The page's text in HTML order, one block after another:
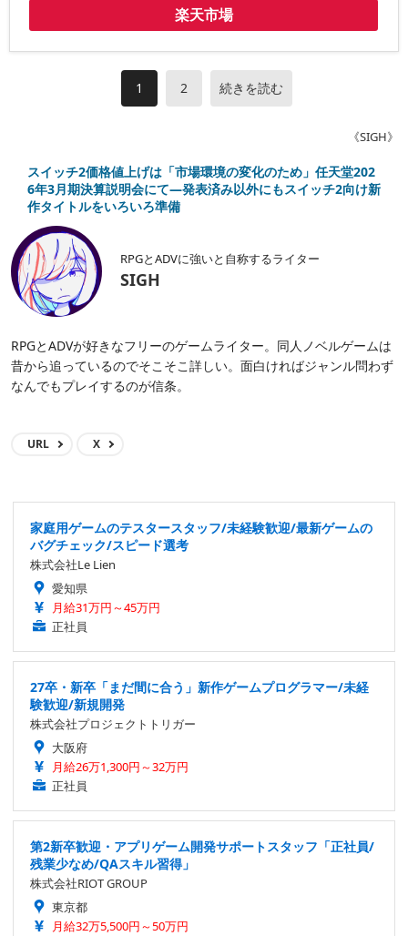
楽天市場
1 2 続きを読む
《SIGH》
スイッチ2価格値上げは「市場環境の変化のため」任天堂202
6年3月期決算説明会にて―発表済み以外にもスイッチ2向け新
作タイトルをいろいろ準備
RPGとADVに強いと自称するライター
SIGH
RPGとADVが好きなフリーのゲームライター。同人ノベルゲームは
昔から追っているのでそこそこ詳しい。面白ければジャンル問わず
なんでもプレイするのが信条。
URL X
家庭用ゲームのテスタースタッフ/未経験歓迎/最新ゲームの
バグチェック/スピード選考
株式会社Le Lien
愛知県
月給31万円～45万円
正社員
27卒・新卒「まだ間に合う」新作ゲームプログラマー/未経
験歓迎/新規開発
株式会社プロジェクトトリガー
大阪府
月給26万1,300円～32万円
正社員
第2新卒歓迎・アプリゲーム開発サポートスタッフ「正社員/
残業少なめ/QAスキル習得」
株式会社RIOT GROUP
東京都
月給32万5,500円～50万円